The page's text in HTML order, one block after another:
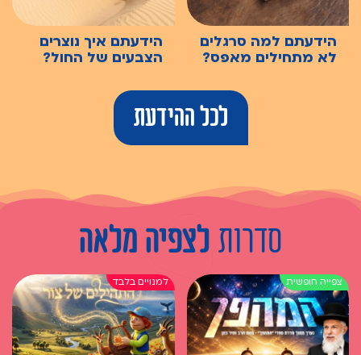
הידעתם למה סרגלים
לא מתחילים מאפס?
הידעתם איך נוצרים
הצבעים של החול?
לכל ההידעת
סדרות לצפיה מלאה